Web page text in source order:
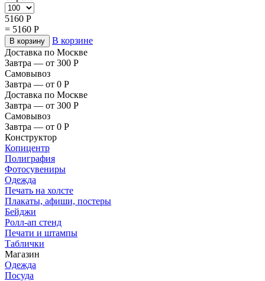
5160 Р
= 5160 Р
В корзину
В корзине
Доставка по Москве
Завтра — от 300 Р
Самовывоз
Завтра — от 0 Р
Доставка по Москве
Завтра — от 300 Р
Самовывоз
Завтра — от 0 Р
Конструктор
Копицентр
Полиграфия
Фотосувениры
Одежда
Печать на холсте
Плакаты, афиши, постеры
Бейджи
Ролл-ап стенд
Печати и штампы
Таблички
Магазин
Одежда
Посуда